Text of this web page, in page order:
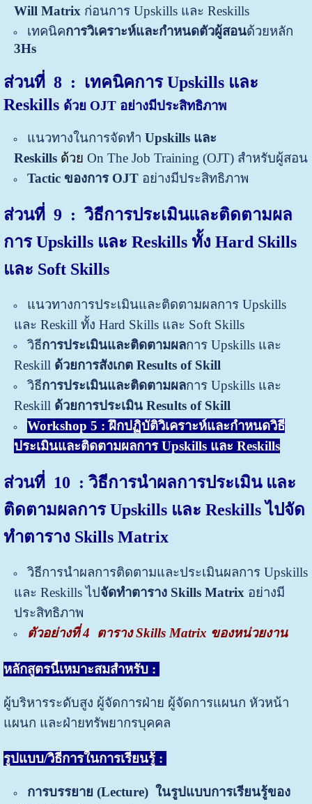
Will Matrix ก่อนการ Upskills และ Reskills
เทคนิคการวิเคราะห์และกำหนดตัวผู้สอนด้วยหลัก
3Hs
ส่วนที่ 8: เทคนิคการUpskills และ
Reskills ด้วย OJT อย่างมีประสิทธิภาพ
แนวทางในการจัดทำ Upskills และ
Reskills ด้วย On The Job Training (OJT) สำหรับผู้สอน
Tactic ของการ OJTอย่างมีประสิทธิภาพ
ส่วนที่ 9 : วิธีการประเมินและติดตามผล
การ Upskills และ Reskills ทั้ง Hard Skills
และ Soft Skills
แนวทางการประเมินและติดตามผลการ Upskills
และ Reskill ทั้ง Hard Skills และ Soft Skills
วิธีการประเมินและติดตามผลการ Upskills และ
Reskill ด้วยการสังเกต Results of Skill
วิธีการประเมินและติดตามผลการ Upskills และ
Reskill ด้วยการประเมิน Results of Skill
Workshop 5 : ฝึกปฏิบัติวิเคราะห์และกำหนดวิธี
ประเมินและติดตามผลการ Upskills และ Reskills
ส่วนที่ 10 : วิธีการนำผลการประเมิน และ
ติดตามผลการ Upskills และ Reskills ไปจัด
ทำตาราง Skills Matrix
วิธีการนำผลการติดตามและประเมินผลการ Upskills
และ Reskills ไปจัดทำตาราง Skills Matrix อย่างมี
ประสิทธิภาพ
ตัวอย่างที่ 4 ตาราง SkillsMatrix ของหน่วยงาน
หลักสูตรนี้เหมาะสมสำหรับ :
ผู้บริหารระดับสูง ผู้จัดการฝ่าย ผู้จัดการแผนก หัวหน้า
แผนก และฝ่ายทรัพยากรบุคคล
รูปแบบ/วิธีการในการเรียนรู้ :
การบรรยาย (Lecture) ในรูปแบบการเรียนรู้ของ